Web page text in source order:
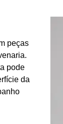
peças
pode
da